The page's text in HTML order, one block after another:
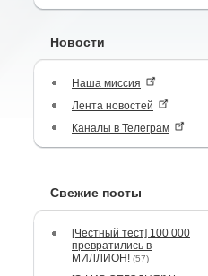
Новости
Наша миссия
Лента новостей
Каналы в Телеграм
Свежие посты
[Честный тест] 100 000
превратились в
МИЛЛИОН! (57)